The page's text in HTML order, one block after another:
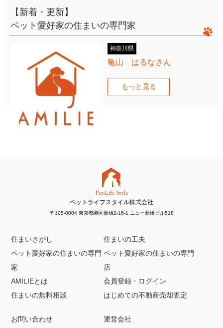
【新着・更新】
ペット愛好家の住まいの専門家
神奈川県
亀山 はるなさん
もっと見る
ペットライフスタイル株式会社
〒105-0004 東京都港区新橋2-16-1 ニュー新橋ビル518
住まいさがし
住まいの工夫
ペット愛好家の住まいの専門
家
ペット愛好家の住まいの専門
店
AMILIEとは
会員登録・ログイン
住まいの無料相談
はじめての不動産売却査定
お問い合わせ 運営会社